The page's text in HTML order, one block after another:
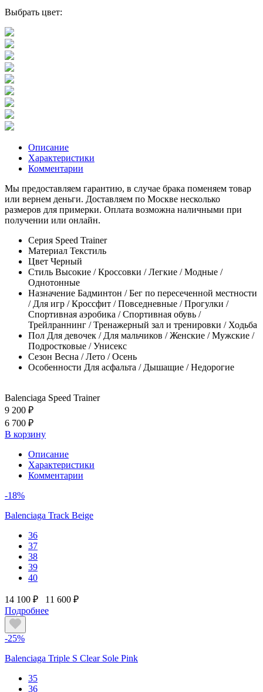
Выбрать цвет:
Описание
Характеристики
Комментарии
Мы предоставляем гарантию, в случае брака поменяем товар
или вернем деньги. Доставляем по Москве несколько
размеров для примерки. Оплата возможна наличными при
получении или онлайн.
Серия Speed Trainer
Материал Текстиль
Цвет Черный
Стиль Высокие / Кроссовки / Легкие / Модные /
Однотонные
Назначение Бадминтон / Бег по пересеченной местности
/ Для игр / Кроссфит / Повседневные / Прогулки /
Спортивная аэробика / Спортивная обувь /
Трейлраннинг / Тренажерный зал и тренировки / Ходьба
Пол Для девочек / Для мальчиков / Женские / Мужские /
Подростковые / Унисекс
Сезон Весна / Лето / Осень
Особенности Для асфальта / Дышащие / Недорогие
Balenciaga Speed Trainer
9 200 ₽
6 700 ₽
В корзину
Описание
Характеристики
Комментарии
-18%
Balenciaga Track Beige
36
37
38
39
40
14 100 ₽
11 600 ₽
Подробнее
-25%
Balenciaga Triple S Clear Sole Pink
35
36